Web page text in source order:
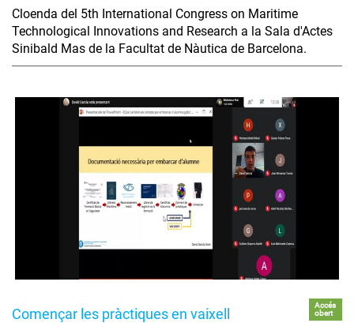
Cloenda del 5th International Congress on Maritime
Technological Innovations and Research a la Sala d'Actes
Sinibald Mas de la Facultat de Nàutica de Barcelona.
Començar les pràctiques en vaixell
Accés
obert